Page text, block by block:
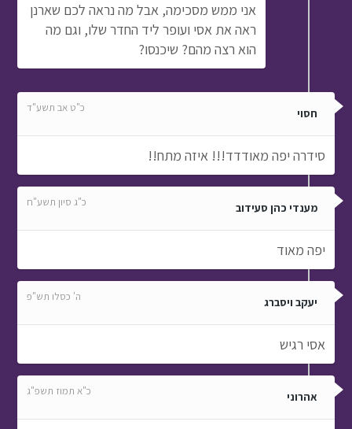
אני ממש מסכימה, אבל מה נראה לכם שארנן
ראה את אסי ועופר ליד החדר שלו, וגם מה
הוא רצה מהם? שיכנסו?
חסוי כ"ט אב תשע"ד
סידרה יפה מאודדד!!! איזה מתח!!
מענדי כהן סעידוב כ"ג סיון תשע"ח
יפה מאוד
יעקב ויסברג ה' כסלו תש"פ
אסי רגיש
אהרוני כ"א תמוז תשפ"ג